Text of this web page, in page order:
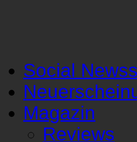
Social
Magazin
Reviews